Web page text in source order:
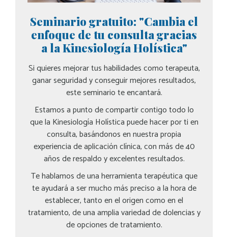
Seminario gratuito: "Cambia el
enfoque de tu consulta gracias
a la Kinesiología Holística"
Si quieres mejorar tus habilidades como terapeuta,
ganar seguridad y conseguir mejores resultados,
este seminario te encantará.
Estamos a punto de compartir contigo todo lo
que la Kinesiología Holística puede hacer por ti en
consulta, basándonos en nuestra propia
experiencia de aplicación clínica, con más de 40
años de respaldo y excelentes resultados.
Te hablamos de una herramienta terapéutica que
te ayudará a ser mucho más preciso a la hora de
establecer, tanto en el origen como en el
tratamiento, de una amplia variedad de dolencias y
de opciones de tratamiento.